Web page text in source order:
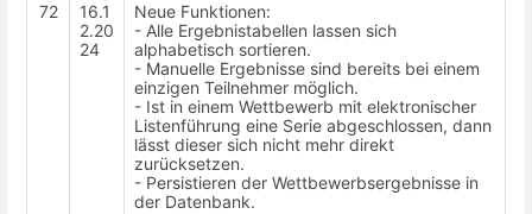
72
16.1
2.20
24
Neue Funktionen:
- Alle Ergebnistabellen lassen sich
alphabetisch sortieren.
- Manuelle Ergebnisse sind bereits bei einem
einzigen Teilnehmer möglich.
- Ist in einem Wettbewerb mit elektronischer
Listenführung eine Serie abgeschlossen, dann
lässt dieser sich nicht mehr direkt
zurücksetzen.
- Persistieren der Wettbewerbsergebnisse in
der Datenbank.